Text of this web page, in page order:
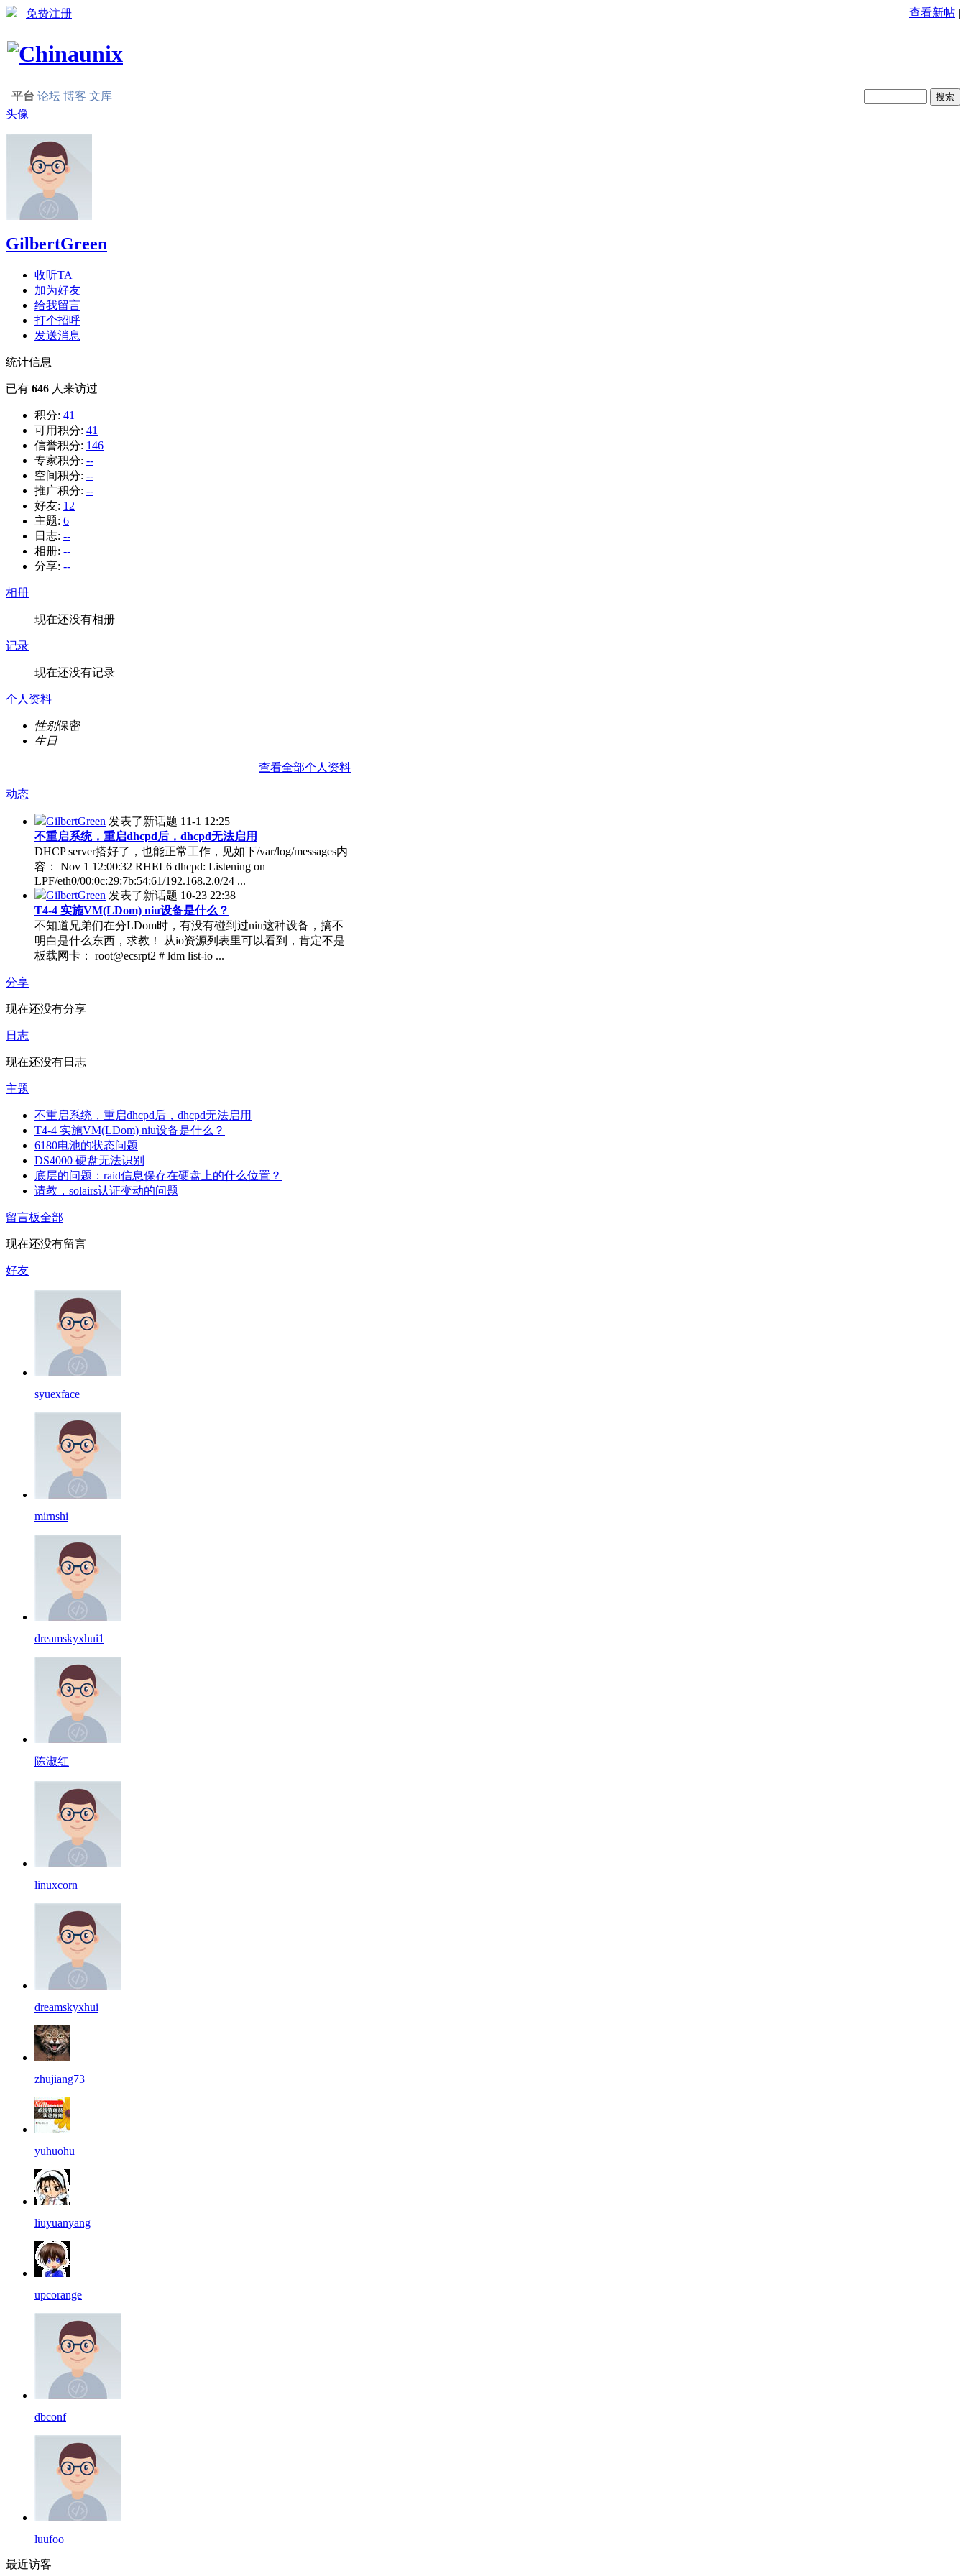
免费注册 查看新帖 |
平台 论坛 博客 文库
头像
GilbertGreen
收听TA
加为好友
给我留言
打个招呼
发送消息
统计信息
已有 646 人来访过
积分: 41
可用积分: 41
信誉积分: 146
专家积分: --
空间积分: --
推广积分: --
好友: 12
主题: 6
日志: --
相册: --
分享: --
相册
现在还没有相册
记录
现在还没有记录
个人资料
性别保密
生日
查看全部个人资料
动态
GilbertGreen 发表了新话题 11-1 12:25
不重启系统，重启dhcpd后，dhcpd无法启用
DHCP server搭好了，也能正常工作，见如下/var/log/messages内
容： Nov 1 12:00:32 RHEL6 dhcpd: Listening on
LPF/eth0/00:0c:29:7b:54:61/192.168.2.0/24 ...
GilbertGreen 发表了新话题 10-23 22:38
T4-4 实施VM(LDom) niu设备是什么？
不知道兄弟们在分LDom时，有没有碰到过niu这种设备，搞不
明白是什么东西，求教！ 从io资源列表里可以看到，肯定不是
板载网卡： root@ecsrpt2 # ldm list-io ...
分享
现在还没有分享
日志
现在还没有日志
主题
不重启系统，重启dhcpd后，dhcpd无法启用
T4-4 实施VM(LDom) niu设备是什么？
6180电池的状态问题
DS4000 硬盘无法识别
底层的问题：raid信息保存在硬盘上的什么位置？
请教，solairs认证变动的问题
留言板全部
现在还没有留言
好友
syuexface
mirnshi
dreamskyxhui1
陈淑红
linuxcorn
dreamskyxhui
zhujiang73
yuhuohu
liuyuanyang
upcorange
dbconf
luufoo
最近访客